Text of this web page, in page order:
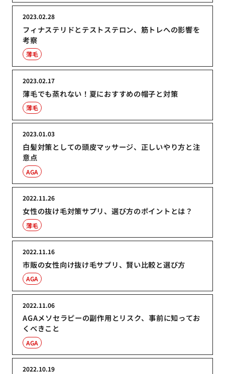
フィナステリドとテストステロン、筋トレへの影響を
考察
2023.02.28
薄毛
薄毛でも蒸れない！夏におすすめの帽子と対策
2023.02.17
薄毛
白髪対策としての頭皮マッサージ、正しいやり方と注
意点
2023.01.03
AGA
女性の抜け毛対策サプリ、選び方のポイントとは？
2022.11.26
薄毛
市販の女性向け抜け毛サプリ、賢い比較と選び方
2022.11.16
AGA
AGAメソセラピーの副作用とリスク、事前に知ってお
くべきこと
2022.11.06
AGA
2022.10.19